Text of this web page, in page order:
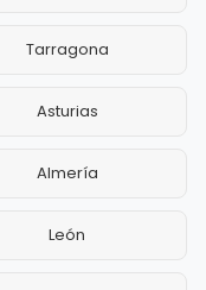
Tarragona
Asturias
Almería
León